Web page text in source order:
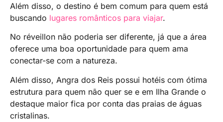
Além disso, o destino é bem comum para quem está
buscando lugares românticos para viajar.
No réveillon não poderia ser diferente, já que a área
oferece uma boa oportunidade para quem ama
conectar-se com a natureza.
Além disso, Angra dos Reis possui hotéis com ótima
estrutura para quem não quer se e em Ilha Grande o
destaque maior fica por conta das praias de águas
cristalinas.